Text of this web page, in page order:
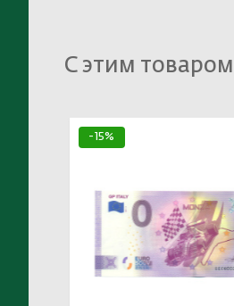
С этим
-15%